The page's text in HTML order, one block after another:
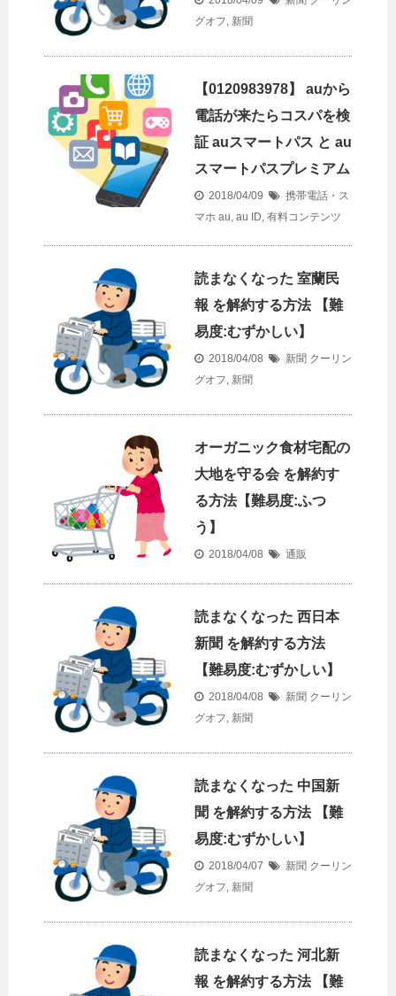
グオフ, 新聞
【0120983978】 auから
電話が来たらコスパを検
証 auスマートパス と au
スマートパスプレミアム
2018/04/09
携帯電話・ス
マホ au, au ID, 有料コンテンツ
読まなくなった 室蘭民
報 を解約する方法 【難
易度:むずかしい】
2018/04/08 新聞 クーリン
グオフ, 新聞
オーガニック食材宅配の
大地を守る会 を解約す
る方法【難易度:ふつ
う】
2018/04/08 通販
読まなくなった 西日本
新聞 を解約する方法
【難易度:むずかしい】
2018/04/08 新聞 クーリン
グオフ, 新聞
読まなくなった 中国新
聞 を解約する方法 【難
易度:むずかしい】
2018/04/07 新聞 クーリン
グオフ, 新聞
読まなくなった 河北新
報 を解約する方法 【難